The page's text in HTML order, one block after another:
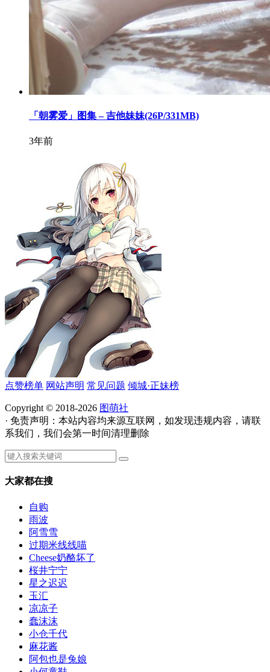
「朝雾爱」图集 – 吉他妹妹(26P/331MB)
3年前
点赞榜单 网站声明 常见问题 倾城·正妹榜
Copyright © 2018-2026 图萌社
· 免责声明：本站内容均来源互联网，如发现违规内容，请联
系我们，我们会第一时间清理删除
大家都在搜
自购
雨波
阿雪雪
过期米线线喵
Cheese奶酪坏了
桜井宁宁
星之迟迟
玉汇
凉凉子
蠢沫沫
小仓千代
麻花酱
阿包也是兔娘